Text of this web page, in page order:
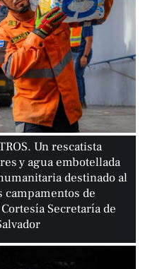
Un rescatista
y agua embotellada
destinado al
campamentos de
Secretaría de